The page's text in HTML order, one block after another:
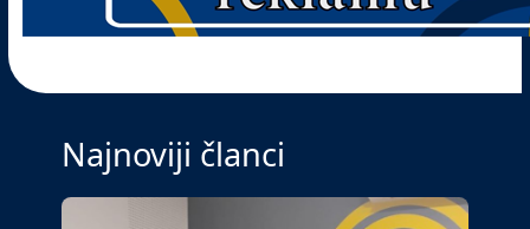
Najnoviji članci